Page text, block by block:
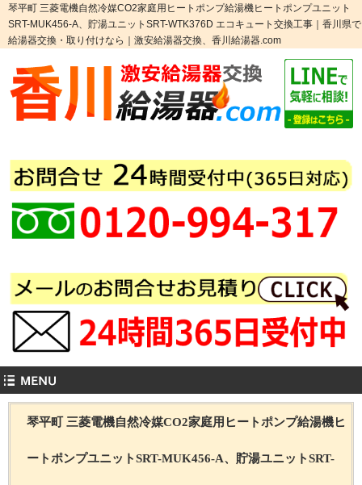
琴平町 三菱電機自然冷媒CO2家庭用ヒートポンプ給湯機ヒートポンプユニット
SRT-MUK456-A、貯湯ユニットSRT-WTK376D エコキュート交換工事｜香川県で
給湯器交換・取り付けなら｜激安給湯器交換、香川給湯器.com
琴平町 三菱電機自然冷媒CO2家庭用ヒートポンプ給湯機ヒ
ートポンプユニットSRT-MUK456-A、貯湯ユニットSRT-